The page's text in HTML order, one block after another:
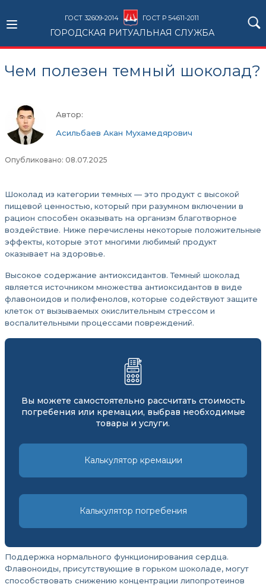
ГОСТ 32609-2014 ГОСТ Р 54611-2011
ГОРОДСКАЯ РИТУАЛЬНАЯ СЛУЖБА
Чем полезен темный шоколад?
Автор:
Асильбаев Акан Мухамедярович
Опубликовано: 08.07.2025
Шоколад из категории темных — это продукт с высокой
пищевой ценностью, который при разумном включении в
рацион способен оказывать на организм благотворное
воздействие. Ниже перечислены некоторые положительные
эффекты, которые этот многими любимый продукт
оказывает на здоровье.
Высокое содержание антиоксидантов. Темный шоколад
является источником множества антиоксидантов в виде
флавоноидов и полифенолов, которые содействуют защите
клеток от вызываемых окислительным стрессом и
воспалительными процессами повреждений.
Вы можете самостоятельно рассчитать стоимость
погребения или кремации, выбрав необходимые
товары и услуги.
Калькулятор кремации
Калькулятор погребения
Поддержка нормального функционирования сердца.
Флавоноиды, присутствующие в горьком шоколаде, могут
способствовать снижению концентрации липопротеинов